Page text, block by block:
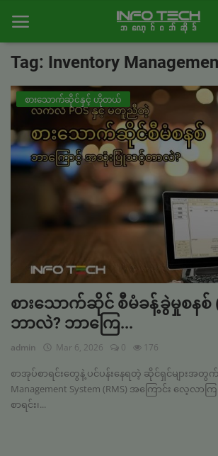
ပင်မ
အိုင်တီနည်းပညာ
စီးပွားရေး
မားကက်တင်း
အော်ပရေးရှင်း
အောင်မြင်မှုများ
လေ့လာစရာ
မှတ်ပုံတင်
Myanmar
Tag: Inventory
စားသောက်ဆိုင်နှင့် ဟိုတယ်
စားသောက်ဆိုင် စီမံခန့်ခွဲမှုစနစ်
ဘာလဲ? ဘာကြေ...
admin Mar 6, 2026 0 176
စာအုပ်စာရင်းတွေနဲ့ ပင်ပန်းနေရတဲ့ ဆိုင်ရှင်များအတွက်
Management System (RMS) အကြောင်း လေ့လာ
စာရင်း၊...